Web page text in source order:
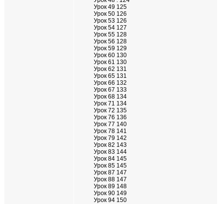
Урок 49 125
Урок 50 126
Урок 53 126
Урок 54 127
Урок 55 128
Урок 56 128
Урок 59 129
Урок 60 130
Урок 61 130
Урок 62 131
Урок 65 131
Урок 66 132
Урок 67 133
Урок 68 134
Урок 71 134
Урок 72 135
Урок 76 136
Урок 77 140
Урок 78 141
Урок 79 142
Урок 82 143
Урок 83 144
Урок 84 145
Урок 85 145
Урок 87 147
Урок 88 147
Урок 89 148
Урок 90 149
Урок 94 150